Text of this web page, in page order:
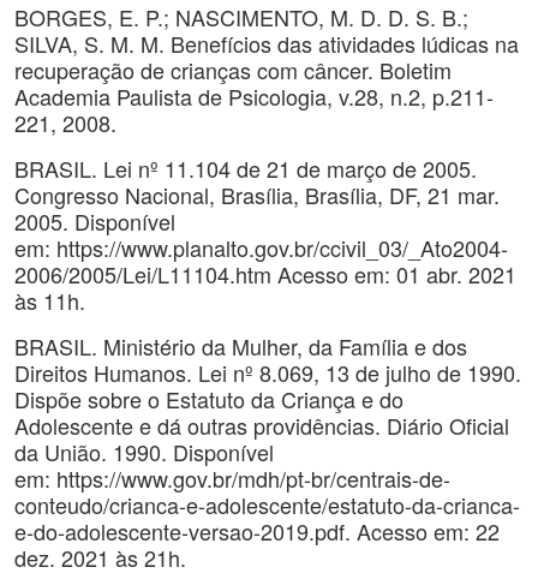
BORGES, E. P.; NASCIMENTO, M. D. D. S. B.;
SILVA, S. M. M. Benefícios das atividades lúdicas na
recuperação de crianças com câncer. Boletim
Academia Paulista de Psicologia, v.28, n.2, p.211-
221, 2008.
BRASIL. Lei nº 11.104 de 21 de março de 2005.
Congresso Nacional, Brasília, Brasília, DF, 21 mar.
2005. Disponível
em: https://www.planalto.gov.br/ccivil_03/_Ato2004-
2006/2005/Lei/L11104.htm Acesso em: 01 abr. 2021
às 11h.
BRASIL. Ministério da Mulher, da Família e dos
Direitos Humanos. Lei nº 8.069, 13 de julho de 1990.
Dispõe sobre o Estatuto da Criança e do
Adolescente e dá outras providências. Diário Oficial
da União. 1990. Disponível
em: https://www.gov.br/mdh/pt-br/centrais-de-
conteudo/crianca-e-adolescente/estatuto-da-crianca-
e-do-adolescente-versao-2019.pdf. Acesso em: 22
dez. 2021 às 21h.